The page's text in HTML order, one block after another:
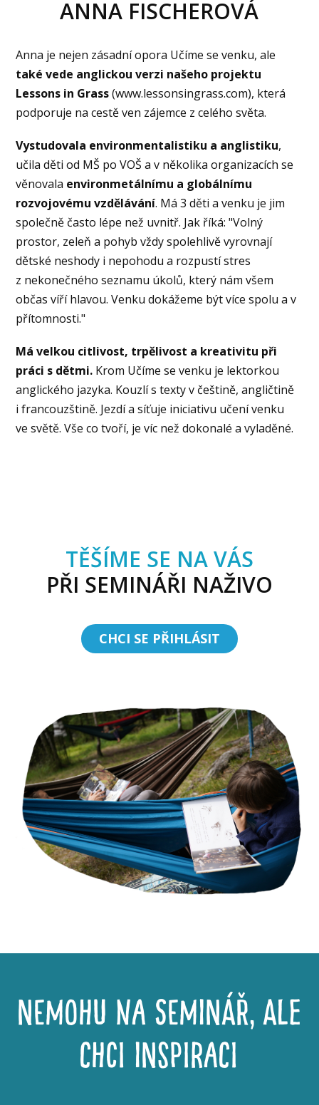
ANNA FISCHEROVÁ
Anna je nejen zásadní opora Učíme se venku, ale
také vede anglickou verzi našeho projektu
Lessons in Grass(www.lessonsingrass.com), která
podporuje na cestě ven zájemce z celého světa.
Vystudovala environmentalistiku a anglistiku,
učila děti od MŠ po VOŠ a v několika organizacích se
věnovala environmetálnímu a globálnímu
rozvojovému vzdělávání. Má 3 děti a venku je jim
společně často lépe než uvnitř. Jak říká: "Volný
prostor, zeleň a pohyb vždy spolehlivě vyrovnají
dětské neshody i nepohodu a rozpustí stres
z nekonečného seznamu úkolů, který nám všem
občas víří hlavou. Venku dokážeme být více spolu a v
přítomnosti."
Má velkou citlivost, trpělivost a kreativitu při
práci s dětmi. Krom Učíme se venku je lektorkou
anglického jazyka. Kouzlí s texty v češtině, angličtině
i francouzštině. Jezdí a síťuje iniciativu učení venku
ve světě. Vše co tvoří, je víc než dokonalé a vyladěné.
TĚŠÍME SE NA VÁS
PŘI SEMINÁŘI NAŽIVO
CHCI SE PŘIHLÁSIT
NEMOHU NA SEMINÁŘ, ALE
CHCI INSPIRACI